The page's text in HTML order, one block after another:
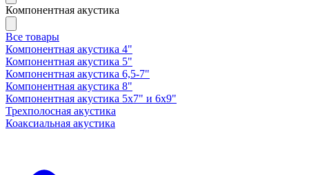
Компонентная акустика
Все товары
Компонентная акустика 4"
Компонентная акустика 5"
Компонентная акустика 6,5-7"
Компонентная акустика 8"
Компонентная акустика 5х7" и 6х9"
Трехполосная акустика
Коаксиальная акустика